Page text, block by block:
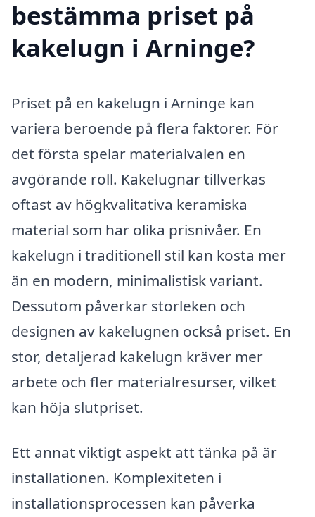
bestämma priset på
kakelugn i Arninge?
Priset på en kakelugn i Arninge kan
variera beroende på flera faktorer. För
det första spelar materialvalen en
avgörande roll. Kakelugnar tillverkas
oftast av högkvalitativa keramiska
material som har olika prisnivåer. En
kakelugn i traditionell stil kan kosta mer
än en modern, minimalistisk variant.
Dessutom påverkar storleken och
designen av kakelugnen också priset. En
stor, detaljerad kakelugn kräver mer
arbete och fler materialresurser, vilket
kan höja slutpriset.
Ett annat viktigt aspekt att tänka på är
installationen. Komplexiteten i
installationsprocessen kan påverka